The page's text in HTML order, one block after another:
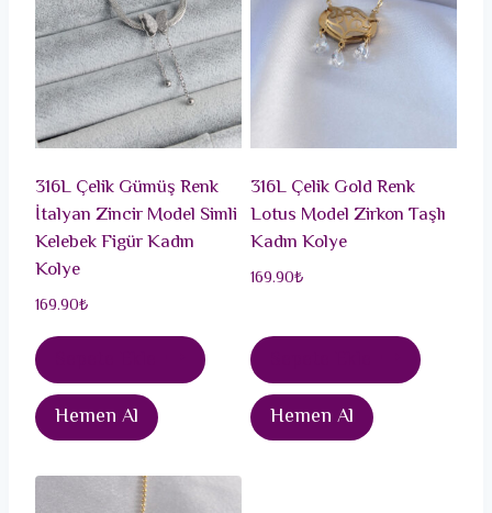
316L Çelik Gümüş Renk
İtalyan Zincir Model Simli
Kelebek Figür Kadın
Kolye
169.90₺
Hemen Al
316L Çelik Gold Renk
Lotus Model Zirkon Taşlı
Kadın Kolye
169.90₺
Hemen Al